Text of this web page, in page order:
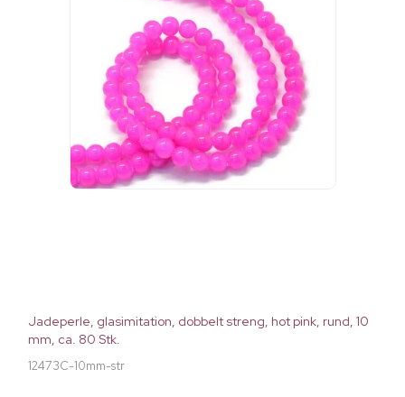
Jadeperle, glasimitation, dobbelt streng, hot pink, rund, 10
mm, ca. 80 Stk.
12473C-10mm-str